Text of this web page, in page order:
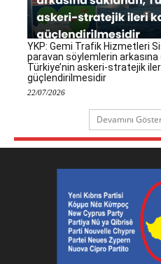
YKP: Gemi Trafik Hizmetleri
paravan söylemlerin arkasına
Türkiye’nin askeri-stratejik
güçlendirilmesidir
22/07/2026
Devamını